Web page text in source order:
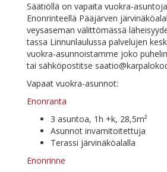
Sää­tiöl­lä on va­pai­ta vuo­kra-
Enon­rin­teel­lä Pää­jär­ven
veys­a­se­man vä­lit­tö­mäs­sä
tas­sa Lin­nun­lau­lus­sa pal­ve­lu­jen
vuo­kra-asun­nois­tam­me jo­ko
tai säh­kö­pos­tit­se
Va­paat vuokra-asunnot:
Enon­ran­ta
3 asun­toa, 1h +k, 28,5m²
Asun­not invamitoitettuja
Te­ras­si järvinäköalalla
Enon­rin­ne